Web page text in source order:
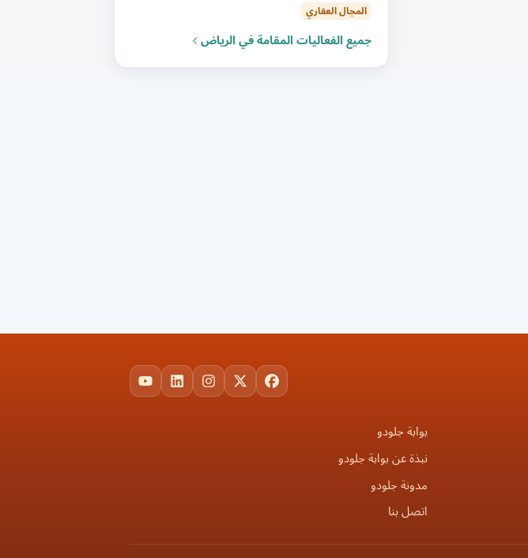
المجال العقاري
جميع الفعاليات المقامة في الرياض
Facebook
X
Instagram
LinkedIn
YouTube
بوابة جلودو
نبذة عن بوابة جلودو
مدونة جلودو
اتصل بنا